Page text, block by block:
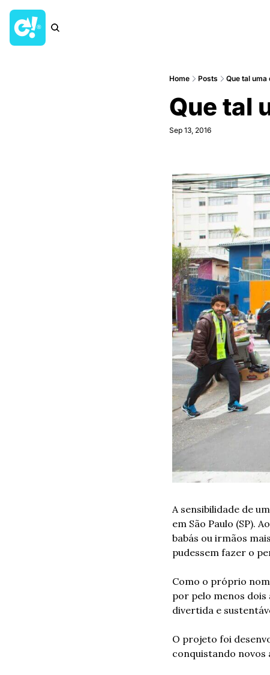
Home Posts Que tal uma
Que tal
Sep 13, 2016
A sensibilidade de
em São Paulo (SP).
babás ou irmãos
pudessem fazer o
Como o próprio
por pelo menos dois
divertida e
O projeto foi
conquistando